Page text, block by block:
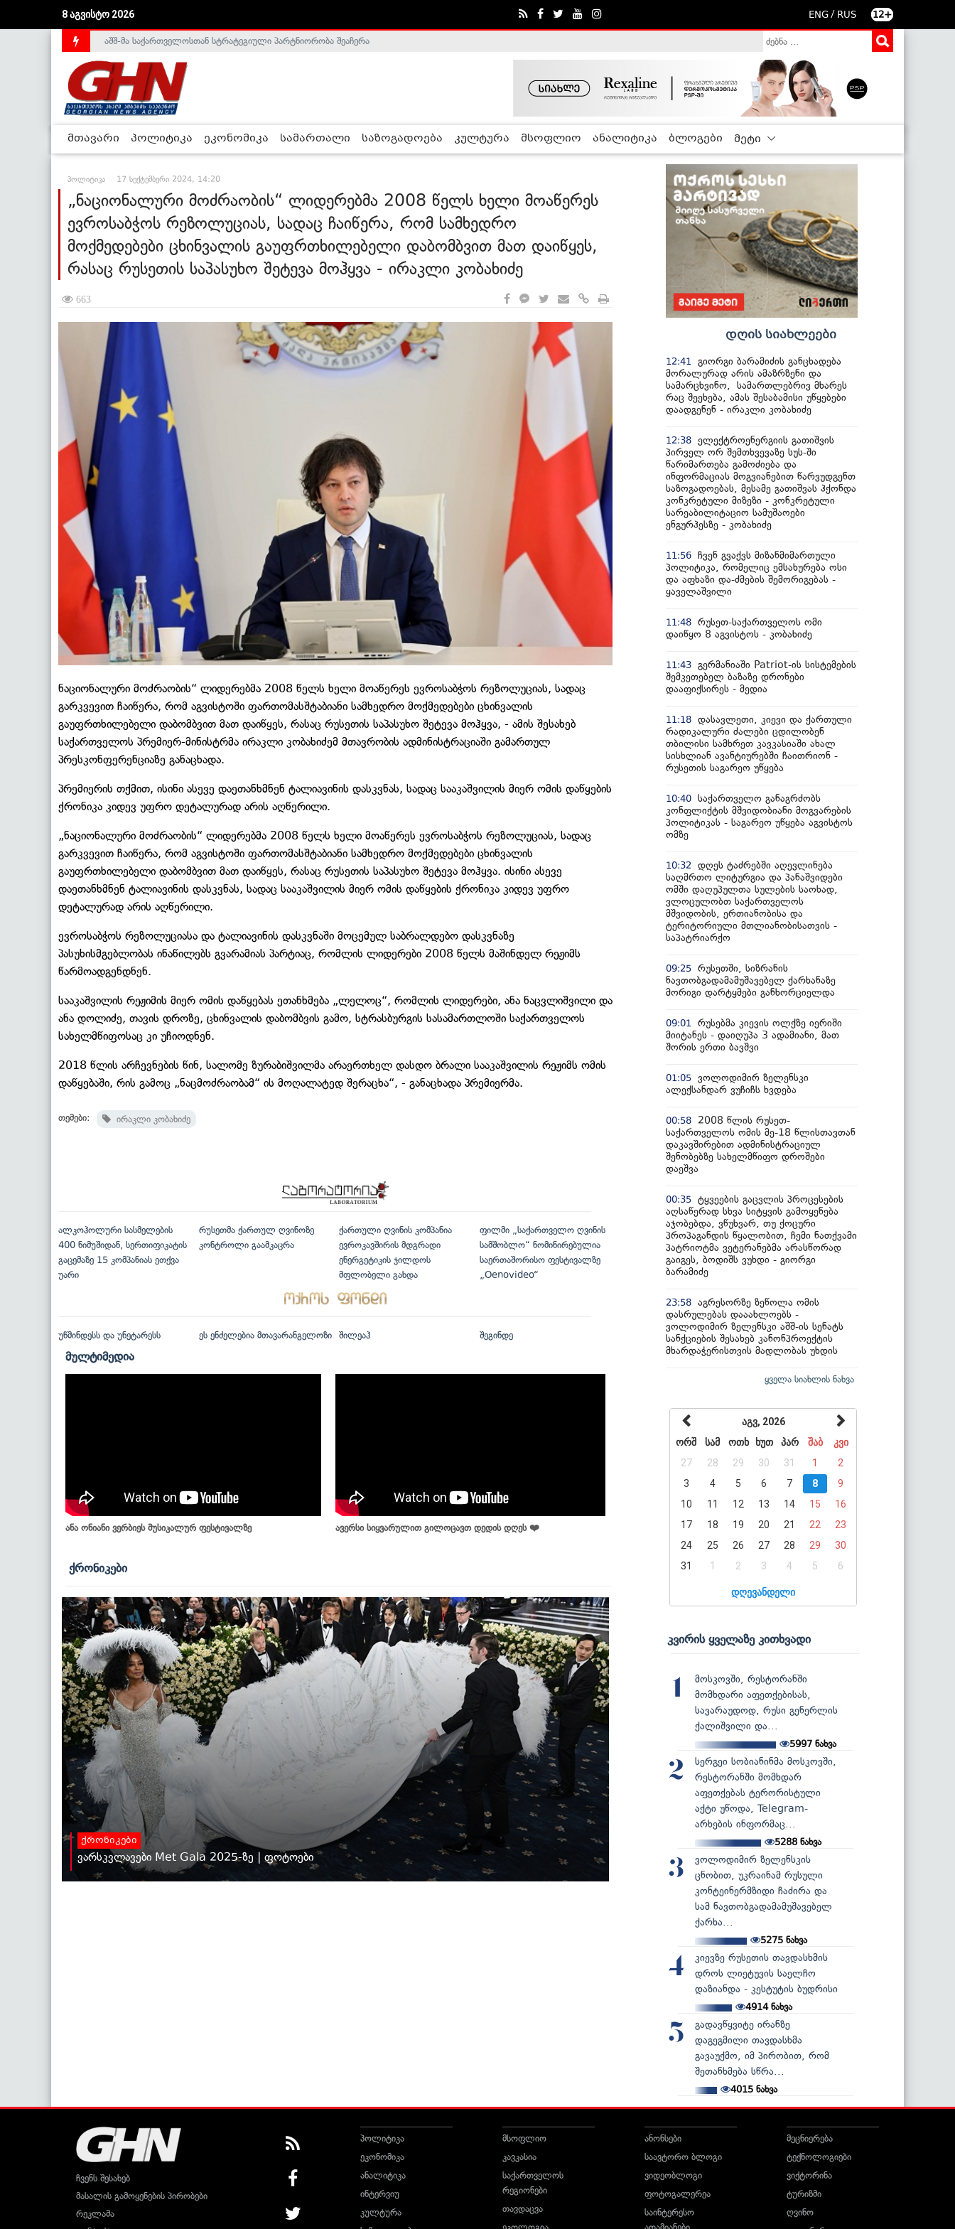
8 აგვისტო 2026 ENG / RUS 12+
საქართველოს დე-ფაქტო მთავრობა არალეგიტიმურია - ჰელსინკის კომისია
აშშ-მა საქართველოსთან სტრატეგიული პარტნიორობა შეაჩერა
მთავარი პოლიტიკა ეკონომიკა სამართალი საზოგადოება კულტურა მსოფლიო ანალიტიკა ბლოგები მეტი
პოლიტიკა 17 სექტემბერი 2024, 14:20
„ნაციონალური მოძრაობის“ ლიდერებმა 2008 წელს ხელი მოაწერეს
ევროსაბჭოს რეზოლუციას, სადაც ჩაიწერა, რომ სამხედრო
მოქმედებები ცხინვალის გაუფრთხილებელი დაბომბვით მათ დაიწყეს,
რასაც რუსეთის საპასუხო შეტევა მოჰყვა - ირაკლი კობახიძე
663
ნაციონალური მოძრაობის“ ლიდერებმა 2008 წელს ხელი მოაწერეს ევროსაბჭოს რეზოლუციას, სადაც
გარკვევით ჩაიწერა, რომ აგვისტოში ფართომასშტაბიანი სამხედრო მოქმედებები ცხინვალის
გაუფრთხილებელი დაბომბვით მათ დაიწყეს, რასაც რუსეთის საპასუხო შეტევა მოჰყვა, - ამის შესახებ
საქართველოს პრემიერ-მინისტრმა ირაკლი კობახიძემ მთავრობის ადმინისტრაციაში გამართულ
პრესკონფერენციაზე განაცხადა.
პრემიერის თქმით, ისინი ასევე დაეთანხმნენ ტალიავინის დასკვნას, სადაც სააკაშვილის მიერ ომის დაწყების
ქრონიკა კიდევ უფრო დეტალურად არის აღწერილი.
„ნაციონალური მოძრაობის“ ლიდერებმა 2008 წელს ხელი მოაწერეს ევროსაბჭოს რეზოლუციას, სადაც
გარკვევით ჩაიწერა, რომ აგვისტოში ფართომასშტაბიანი სამხედრო მოქმედებები ცხინვალის
გაუფრთხილებელი დაბომბვით მათ დაიწყეს, რასაც რუსეთის საპასუხო შეტევა მოჰყვა. ისინი ასევე
დაეთანხმნენ ტალიავინის დასკვნას, სადაც სააკაშვილის მიერ ომის დაწყების ქრონიკა კიდევ უფრო
დეტალურად არის აღწერილი.
ევროსაბჭოს რეზოლუციასა და ტალიავინის დასკვნაში მოცემულ საბრალდებო დასკვნაზე
პასუხისმგებლობას ინაწილებს გვარამიას პარტიაც, რომლის ლიდერები 2008 წელს მაშინდელ რეჟიმს
წარმოადგენდნენ.
სააკაშვილის რეჟიმის მიერ ომის დაწყებას ეთანხმება „ლელოც“, რომლის ლიდერები, ანა ნაცვლიშვილი და
ანა დოლიძე, თავის დროზე, ცხინვალის დაბომბვის გამო, სტრასბურგის სასამართლოში საქართველოს
სახელმწიფოსაც კი უჩიოდნენ.
2018 წლის არჩევნების წინ, სალომე ზურაბიშვილმა არაერთხელ დასდო ბრალი სააკაშვილის რეჟიმს ომის
დაწყებაში, რის გამოც „ნაცმოძრაობამ“ ის მოღალატედ შერაცხა“, - განაცხადა პრემიერმა.
თემები: ირაკლი კობახიძე
ალკოჰოლური სასმელების
400 ნიმუშიდან, სერთიფიკატის
გაცემაზე 15 კომპანიას ეთქვა
უარი
რუსეთმა ქართულ ღვინოზე
კონტროლი გაამკაცრა
ქართული ღვინის კომპანია
ევროკავშირის მდგრადი
ენერგეტიკის ჯილდოს
მფლობელი გახდა
ფილმი „საქართველო ღვინის
სამშობლო“ ნომინირებულია
საერთაშორისო ფესტივალზე
„Oenovideo“
უწმინდესს და უნეტარესს ეს ენძელებია მთავარანგელოზი შილეაჰ შეგინდე
მულტიმედია
ანა ონიანი ვერბიეს მუსიკალურ ფესტივალზე ავერსი სიყვარულით გილოცავთ დედის დღეს ❤️
ქრონიკები
ქრონიკები
ვარსკვლავები Met Gala 2025-ზე | ფოტოები
დღის სიახლეები
12:41
გიორგი ბარამიძის განცხადება
მორალურად არის ამაზრზენი და
სამარცხვინო, სამართლებრივ მხარეს
რაც შეეხება, ამას შესაბამისი უწყებები
დაადგენენ - ირაკლი კობახიძე
12:38 ელექტროენერგიის გათიშვის
პირველ ორ შემთხვევაზე სუს-ში
წარიმართება გამოძიება და
ინფორმაციას მოგვიანებით წარვუდგენთ
საზოგადოებას, მესამე გათიშვას ჰქონდა
კონკრეტული მიზეზი - კონკრეტული
სარეაბილიტაციო სამუშაოები
ენგურჰესზე - კობახიძე
11:56 ჩვენ გვაქვს მიზანმიმართული
პოლიტიკა, რომელიც ემსახურება ოსი
და აფხაზი და-ძმების შემორიგებას -
ყაველაშვილი
11:48 რუსეთ-საქართველოს ომი
დაიწყო 8 აგვისტოს - კობახიძე
11:43 გერმანიაში Patriot-ის სისტემების
შემკეთებელ ბაზაზე დრონები
დააფიქსირეს - მედია
11:18 დასავლეთი, კიევი და ქართული
რადიკალური ძალები ცდილობენ
თბილისი სამხრეთ კავკასიაში ახალ
სისხლიან ავანტიურებში ჩაითრიონ -
რუსეთის საგარეო უწყება
10:40 საქართველო განაგრძობს
კონფლიქტის მშვიდობიანი მოგვარების
პოლიტიკას - საგარეო უწყება აგვისტოს
ომზე
10:32
დღეს ტაძრებში აღევლინება
საღმრთო ლიტურგია და პანაშვიდები
ომში დაღუპულთა სულების საოხად,
ვლოცულობთ საქართველოს
მშვიდობის, ერთიანობისა და
ტერიტორიული მთლიანობისათვის -
საპატრიარქო
09:25 რუსეთში, სიზრანის
ნავთობგადამამუშავებელ ქარხანაზე
მორიგი დარტყმები განხორციელდა
09:01
რუსებმა კიევის ოლქზე იერიში
მიიტანეს - დაიღუპა 3 ადამიანი, მათ
შორის ერთი ბავშვი
01:05 ვოლოდიმირ ზელენსკი
ალექსანდარ ვუჩიჩს ხვდება
00:58
2008 წლის რუსეთ-
საქართველოს ომის მე-18 წლისთავთან
დაკავშირებით ადმინისტრაციულ
შენობებზე სახელმწიფო დროშები
დაეშვა
00:35 ტყვეების გაცვლის პროცესების
აღსაწერად სხვა სიტყვის გამოყენება
აჯობებდა, ვწუხვარ, თუ ქოცური
პროპაგანდის წყალობით, ჩემი ნათქვამი
პატრიოტმა ვეტერანებმა არასწორად
გაიგეს, ბოდიშს ვუხდი - გიორგი
ბარამიძე
23:58 აგრესორზე ზეწოლა ომის
დასრულებას დააახლოებს -
ვოლოდიმირ ზელენსკი აშშ-ის სენატს
სანქციების შესახებ კანონპროექტის
მხარდაჭერისთვის მადლობას უხდის
ყველა სიახლის ნახვა
აგვ, 2026
ორშ
სამ ოთხ ხუთ პარ შაბ
კვი
27
28 29 30 31 1
2
3
4 5 6 7 8
9
10
11 12 13 14 15
16
17
18 19 20 21 22
23
24
25 26 27 28 29
30
31
1 2 3 4 5 6
დღევანდელი
კვირის ყველაზე კითხვადი
1
მოსკოვში, რესტორანში
მომხდარი აფეთქებისას,
სავარაუდოდ, რუსი გენერლის
ქალიშვილი და...
5997 ნახვა
2
სერგეი სობიანინმა მოსკოვში,
რესტორანში მომხდარ
აფეთქებას ტერორისტული
აქტი უწოდა, Telegram-
არხების ინფორმაც...
5288 ნახვა
3
ვოლოდიმირ ზელენსკის
ცნობით, უკრაინამ რუსული
კონტეინერმზიდი ჩაძირა და
სამ ნავთობგადამამუშავებელ
ქარხა...
5275ნახვა
4
კიევზე რუსეთის თავდასხმის
დროს ლიეტუვის საელჩო
დაზიანდა - კესტუტის ბუდრისი
4914ნახვა
5
გადავწყვიტე ირანზე
დაგეგმილი თავდასხმა
გავაუქმო, იმ პირობით, რომ
შეთანხმება სწრა...
4015 ნახვა
ჩვენს შესახებ
მასალის გამოყენების პირობები
რეკლამა
პოლიტიკა
ეკონომიკა
ანალიტიკა
ინტერვიუ
კულტურა
მსოფლიო
კავკასია
საქართველოს
რეგიონები
თავდაცვა
ანონსები
საავტორო ბლოგი
ვიდეობლოგი
ფოტოგალერეა
საინტერესო
მეცნიერება
ტექნოლოგიები
ვიქტორინა
ტურიზმი
ღვინო